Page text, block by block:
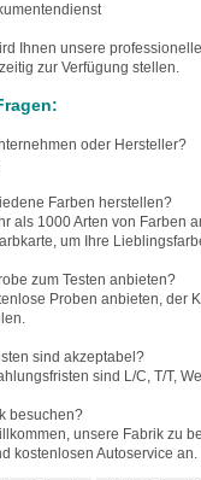
Ihnen unsere
zur Verfügung stellen.
oder Hersteller?
Farben herstellen?
als 1000 Arten von Farben
um Ihre
zum Testen anbieten?
Proben anbieten, der
sind akzeptabel?
sind L/C, T/T,
besuchen?
unsere Fabrik zu
kostenlosen Autoservice an.